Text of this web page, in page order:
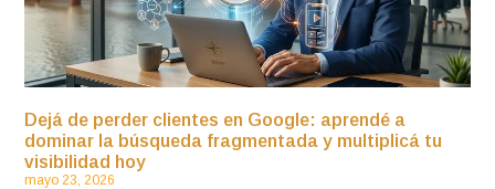
Dejá de perder clientes en Google: aprendé a
dominar la búsqueda fragmentada y multiplicá tu
visibilidad hoy
mayo 23, 2026